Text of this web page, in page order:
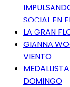
SOCIAL EN
LA GRAN
GIANNA
VIENTO
DOMINGO